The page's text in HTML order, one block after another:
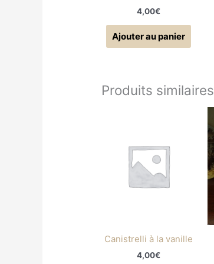
4,00€
Ajouter au panier
Produits similaires
Canistrelli à la vanille
4,00€